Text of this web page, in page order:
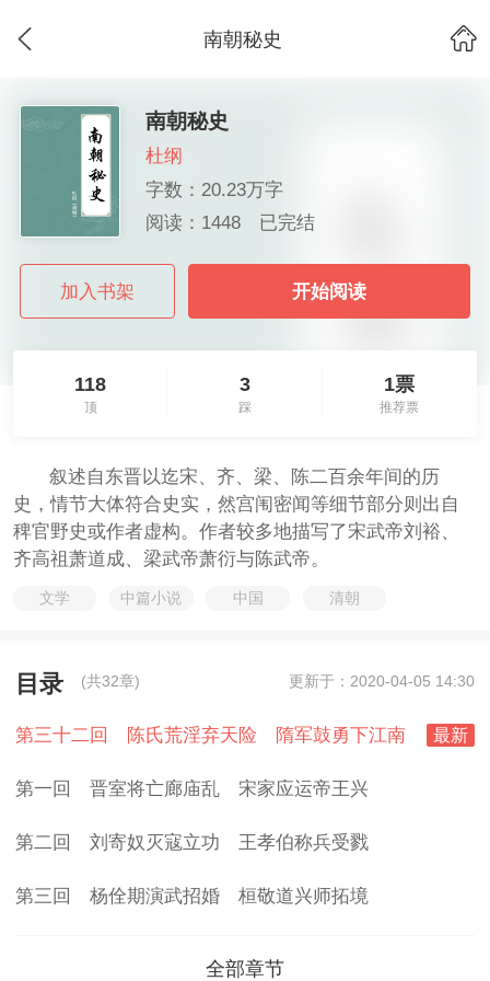
南朝秘史
南朝秘史
杜纲
字数：20.23万字
阅读：1448
已完结
加入书架 开始阅读
118
顶
3
踩
1票
推荐票
叙述自东晋以迄宋、齐、梁、陈二百余年间的历
史，情节大体符合史实，然宫闱密闻等细节部分则出自
稗官野史或作者虚构。作者较多地描写了宋武帝刘裕、
齐高祖萧道成、梁武帝萧衍与陈武帝。
文学 中篇小说 中国 清朝
目录 (共32章) 更新于：2020-04-05 14:30
第三十二回 陈氏荒淫弃天险 隋军鼓勇下江南 最新
第一回 晋室将亡廊庙乱 宋家应运帝王兴
第二回 刘寄奴灭寇立功 王孝伯称兵受戮
第三回 杨佺期演武招婚 桓敬道兴师拓境
全部章节